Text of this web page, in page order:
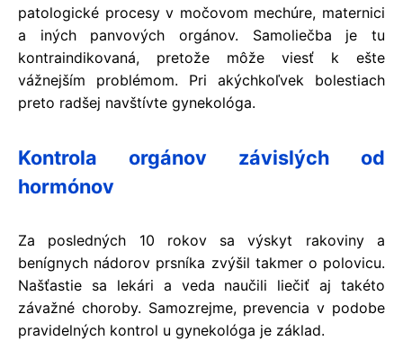
patologické procesy v močovom mechúre, maternici
a iných panvových orgánov. Samoliečba je tu
kontraindikovaná, pretože môže viesť k ešte
vážnejším problémom. Pri akýchkoľvek bolestiach
preto radšej navštívte gynekológa.
Kontrola orgánov závislých od
hormónov
Za posledných 10 rokov sa výskyt rakoviny a
benígnych nádorov prsníka zvýšil takmer o polovicu.
Našťastie sa lekári a veda naučili liečiť aj takéto
závažné choroby. Samozrejme, prevencia v podobe
pravidelných kontrol u gynekológa je základ.